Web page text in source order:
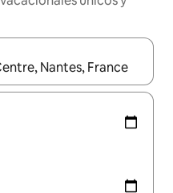
podrás navegar